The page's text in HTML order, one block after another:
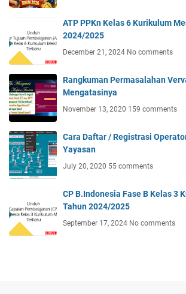
ATP PPKn Kelas 6 Kurikulum
2024/2025
December 21, 2024 No comments
Rangkuman Permasalahan
Mengatasinya
November 13, 2020 159 comments
Cara Daftar / Registrasi
Yayasan
July 20, 2020 55 comments
CP B.Indonesia Fase B Kelas 3
Tahun 2024/2025
September 17, 2024 No comments